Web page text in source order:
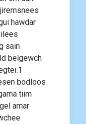
hawdar
sain
belgewch
bodloos
tiim
amar